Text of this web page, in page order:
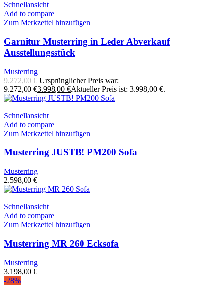
Schnellansicht
Add to compare
Zum Merkzettel hinzufügen
Garnitur Musterring in Leder Abverkauf
Ausstellungsstück
Musterring
9.272,00€ Ursprünglicher Preis war:
9.272,00 €3.998,00 €Aktueller Preis ist: 3.998,00 €.
Schnellansicht
Add to compare
Zum Merkzettel hinzufügen
Musterring JUSTB! PM200 Sofa
Musterring
2.598,00 €
Schnellansicht
Add to compare
Zum Merkzettel hinzufügen
Musterring MR 260 Ecksofa
Musterring
3.198,00 €
-28%